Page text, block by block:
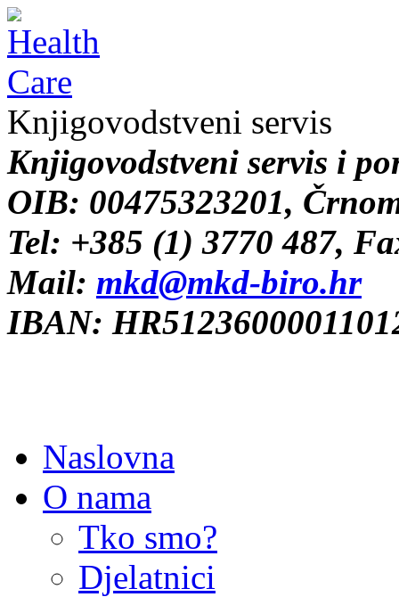
Knjigovodstveni servis
Knjigovodstveni servis i
OIB: 00475323201,
Tel: +385 (1) 3770 487,
Mail: mkd@mkd-biro.hr
IBAN:
Naslovna
O nama
Tko smo?
Djelatnici